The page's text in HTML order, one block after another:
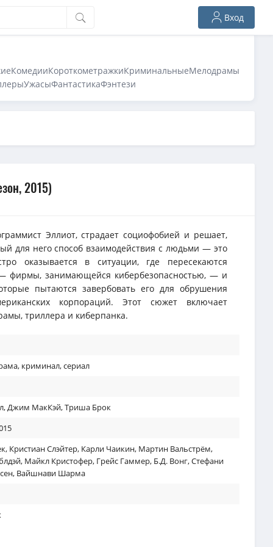
Вход
КомедииКороткометражкиКриминальныеМелодрамы
УжасыФантастикаФэнтези
2015)
Эллиот, страдает социофобией и решает,
для него способ взаимодействия с людьми — это
оказывается в ситуации, где пересекаются
— фирмы, занимающейся кибербезопасностью, — и
пытаются завербовать его для обрушения
корпораций. Этот сюжет включает
триллера и киберпанка.
, криминал,сериал
,Джим МакКэй,Триша Брок
, Кристиан Слэйтер, Карли Чаикин, Мартин Вальстрём,
, Майкл Кристофер, Грейс Гаммер, Б.Д. Вонг,Стефани
, Вайшнави Шарма